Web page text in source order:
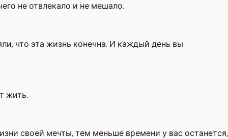
не отвлекало и не мешало.
что эта жизнь конечна. И каждый день вы
жить.
своей мечты, тем меньше времени у вас останется,